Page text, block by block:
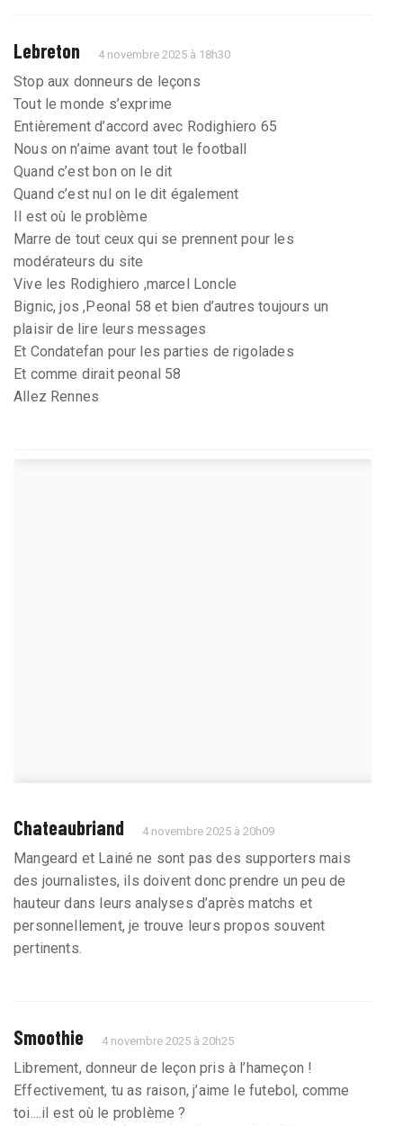
Lebreton 4 novembre 2025 à 18h30
Stop aux donneurs de leçons
Tout le monde s’exprime
Entièrement d’accord avec Rodighiero 65
Nous on n’aime avant tout le football
Quand c’est bon on le dit
Quand c’est nul on le dit également
Il est où le problème
Marre de tout ceux qui se prennent pour les
modérateurs du site
Vive les Rodighiero ,marcel Loncle
Bignic, jos ,Peonal 58 et bien d’autres toujours un
plaisir de lire leurs messages
Et Condatefan pour les parties de rigolades
Et comme dirait peonal 58
Allez Rennes
Chateaubriand 4 novembre 2025 à 20h09
Mangeard et Lainé ne sont pas des supporters mais
des journalistes, ils doivent donc prendre un peu de
hauteur dans leurs analyses d’après matchs et
personnellement, je trouve leurs propos souvent
pertinents.
Smoothie 4 novembre 2025 à 20h25
Librement, donneur de leçon pris à l’hameçon !
Effectivement, tu as raison, j’aime le futebol, comme
toi....il est où le problème ?